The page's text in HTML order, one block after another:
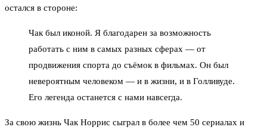
остался в стороне:
Чак был иконой. Я благодарен за возможность
работать с ним в самых разных сферах — от
продвижения спорта до съёмок в фильмах. Он был
невероятным человеком — и в жизни, и в Голливуде.
Его легенда останется с нами навсегда.
За свою жизнь Чак Норрис сыграл в более чем 50 сериалах и